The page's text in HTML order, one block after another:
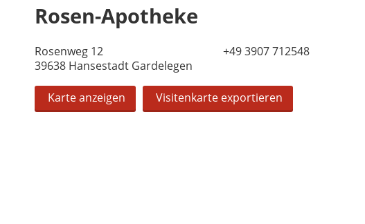
Rosen-Apotheke
Rosenweg 12
39638 Hansestadt Gardelegen
+49 3907 712548
Karte anzeigen Visitenkarte exportieren